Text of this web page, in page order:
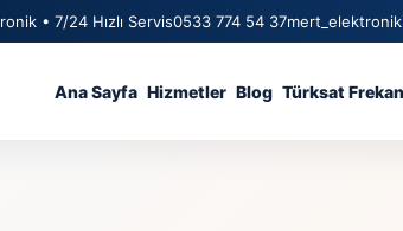
• 7/24 Hızlı Servis0533 774 54 37
Ana Sayfa Hizmetler Blog Türksat